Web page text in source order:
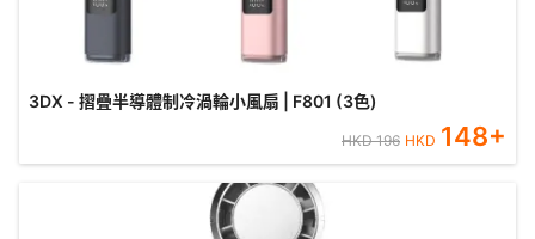
3DX - 摺疊半導體制冷渦輪小風扇 | F801 (3色)
HKD196 HKD 148+